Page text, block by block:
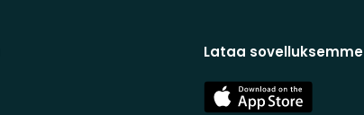
Lataa sovelluksemme
App
Store